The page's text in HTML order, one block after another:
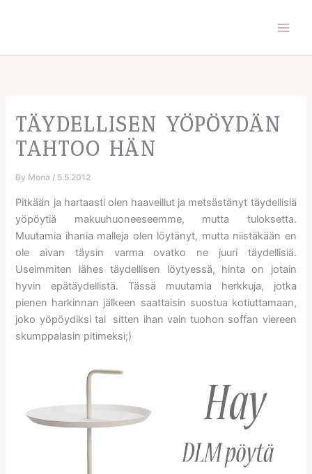
TÄYDELLISEN YÖPÖYDÄN
TAHTOO HÄN
By Mona / 5.5.2012
Pitkään ja hartaasti olen haaveillut ja metsästänyt täydellisiä
yöpöytiä makuuhuoneeseemme, mutta tuloksetta.
Muutamia ihania malleja olen löytänyt, mutta niistäkään en
ole aivan täysin varma ovatko ne juuri täydellisiä.
Useimmiten lähes täydellisen löytyessä, hinta on jotain
hyvin epätäydellistä. Tässä muutamia herkkuja, jotka
pienen harkinnan jälkeen saattaisin suostua kotiuttamaan,
joko yöpöydiksi tai sitten ihan vain tuohon soffan viereen
skumppalasin pitimeksi;)